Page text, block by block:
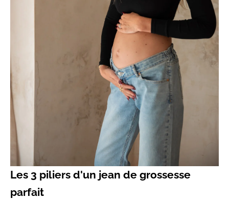
Les 3 piliers d'un jean de grossesse
parfait